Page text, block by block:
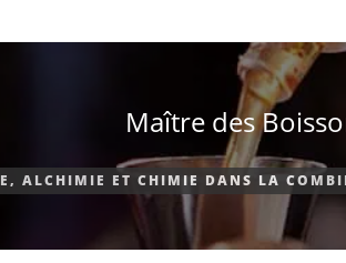
Maître des
ALCHIMIE ET CHIMIE DANS LA